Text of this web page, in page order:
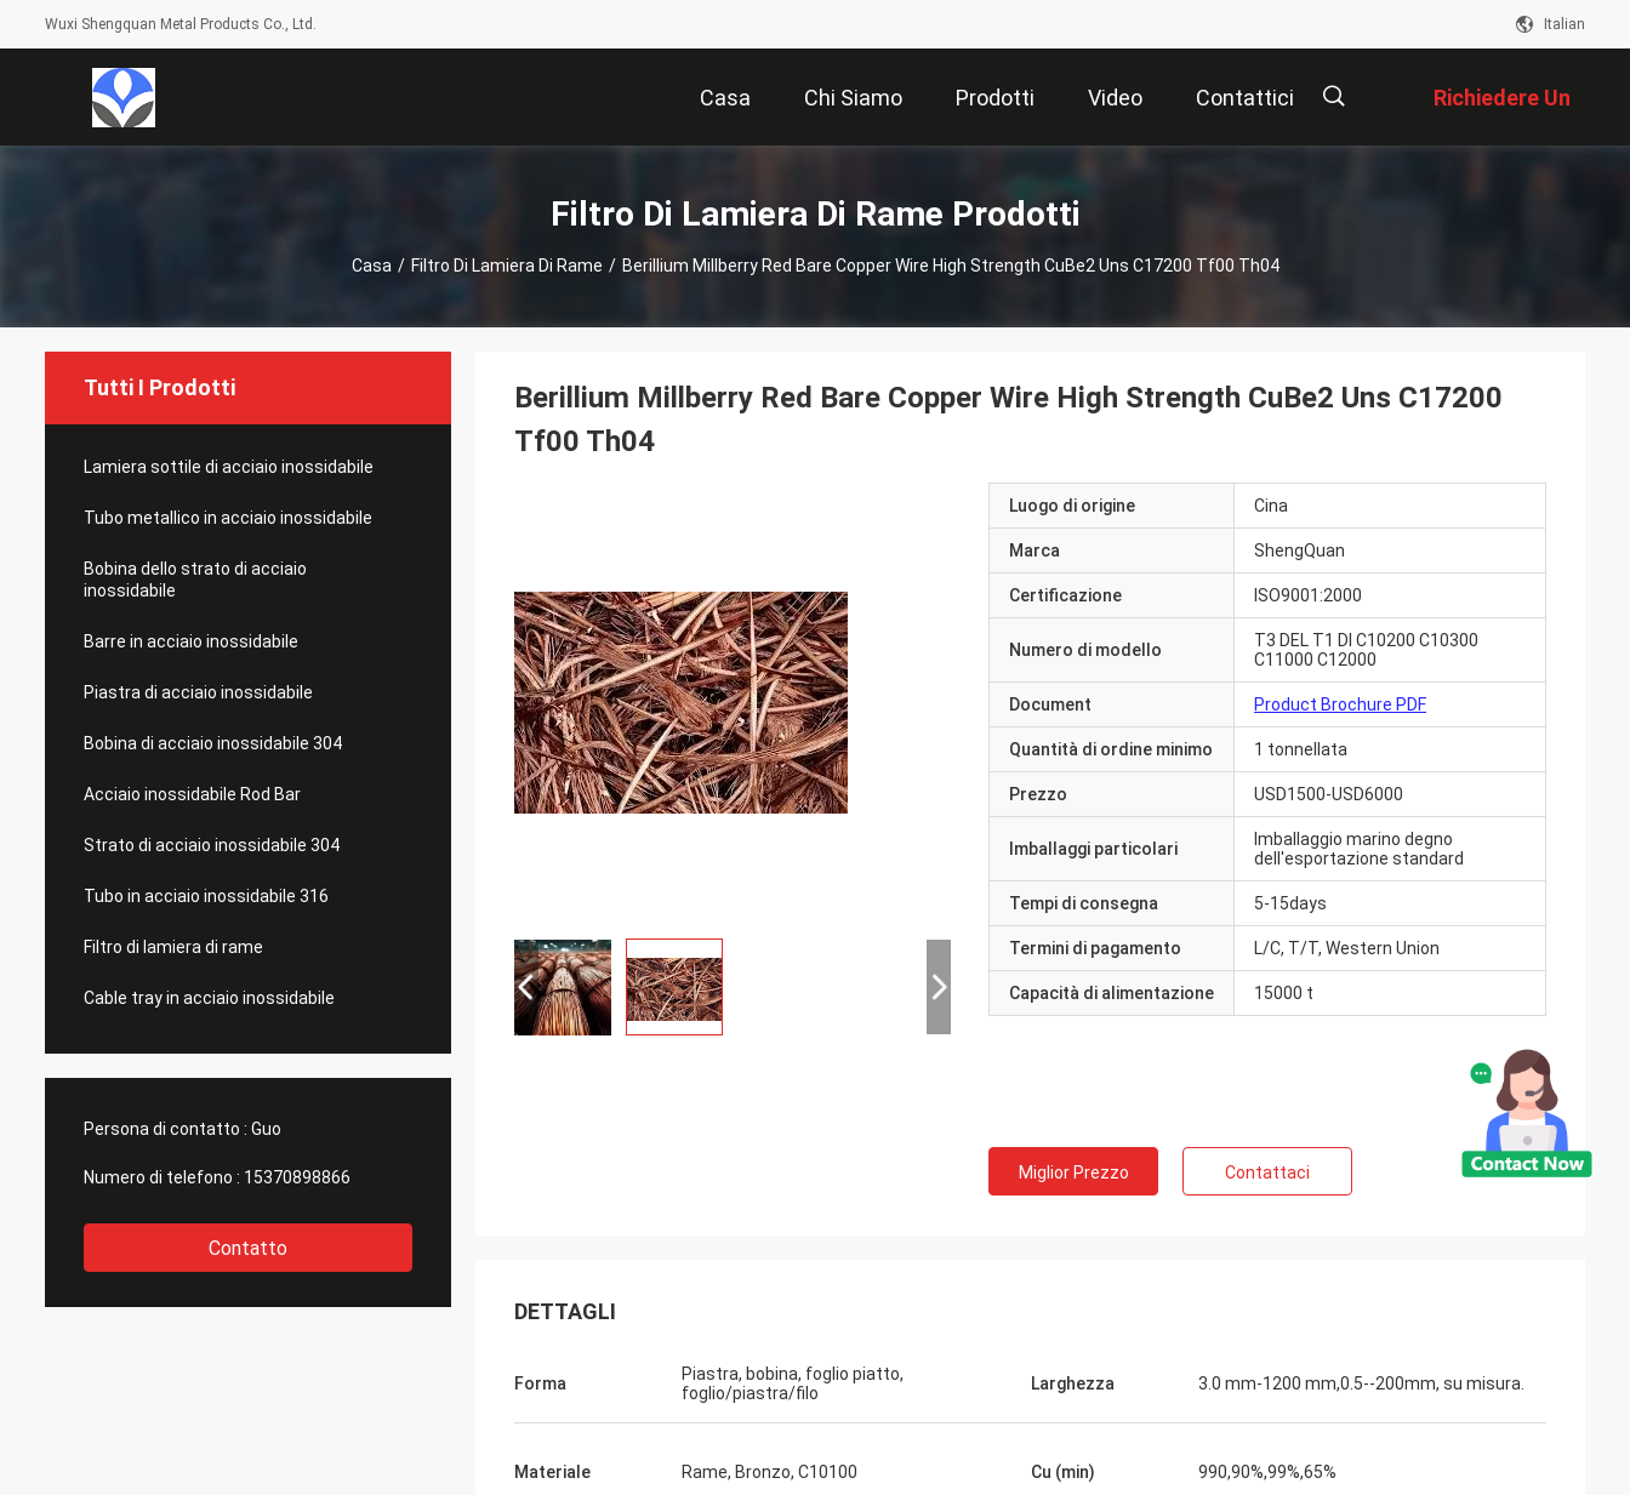
Wuxi Shengquan Metal Products Co., Ltd. Italian
Casa Chi Siamo Prodotti Video Contattici Richiedere Un
Preventivo
Filtro Di Lamiera Di Rame Prodotti
Casa / Filtro Di Lamiera Di Rame / Berillium Millberry Red Bare Copper Wire High Strength CuBe2 Uns C17200 Tf00 Th04
Tutti I Prodotti
Lamiera sottile di acciaio inossidabile
Tubo metallico in acciaio inossidabile
Bobina dello strato di acciaio
inossidabile
Barre in acciaio inossidabile
Piastra di acciaio inossidabile
Bobina di acciaio inossidabile 304
Acciaio inossidabile Rod Bar
Strato di acciaio inossidabile 304
Tubo in acciaio inossidabile 316
Filtro di lamiera di rame
Cable tray in acciaio inossidabile
Persona di contatto : Guo
Numero di telefono : 15370898866
Contatto
Berillium Millberry Red Bare Copper Wire High Strength CuBe2 Uns C17200
Tf00 Th04
Luogo di origine Cina
Marca ShengQuan
Certificazione ISO9001:2000
Numero di modello
T3 DEL T1 DI C10200 C10300
C11000 C12000
Document Product Brochure PDF
Quantità di ordine minimo 1 tonnellata
Prezzo USD1500-USD6000
Imballaggi particolari
Imballaggio marino degno
dell'esportazione standard
Tempi di consegna 5-15days
Termini di pagamento L/C, T/T, Western Union
Capacità di alimentazione 15000 t
Miglior Prezzo Contattaci
DETTAGLI
Forma
Piastra, bobina, foglio piatto,
foglio/piastra/filo
Larghezza 3.0 mm-1200 mm,0.5--200mm, su misura.
Materiale Rame, Bronzo, C10100 Cu (min) 990,90%,99%,65%